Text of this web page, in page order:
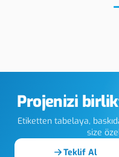
Projenizi
Etiketten tabelaya,
size
Teklif Al